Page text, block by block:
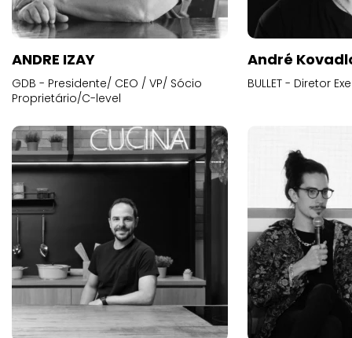
ANDRE IZAY
GDB - Presidente/ CEO / VP/ Sócio
Proprietário/C-level
André
BULLET - Diretor